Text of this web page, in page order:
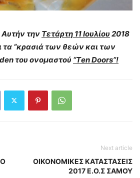
Aυτήν την Τετάρτη 11 Ιουλίου 2018
τα “κρασιά των θεών και των
του ονομαστού “Τen Doors”!
Next article
ΟΙΚΟΝΟΜΙΚΕΣ ΚΑΤΑΣΤΑΣΕΙΣ
2017 Ε.Ο.Σ ΣΑΜΟΥ